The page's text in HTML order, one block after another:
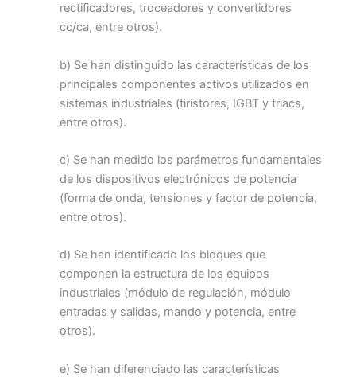
rectificadores, troceadores y convertidores
cc/ca, entre otros).
b) Se han distinguido las características de los
principales componentes activos utilizados en
sistemas industriales (tiristores, IGBT y triacs,
entre otros).
c) Se han medido los parámetros fundamentales
de los dispositivos electrónicos de potencia
(forma de onda, tensiones y factor de potencia,
entre otros).
d) Se han identificado los bloques que
componen la estructura de los equipos
industriales (módulo de regulación, módulo
entradas y salidas, mando y potencia, entre
otros).
e) Se han diferenciado las características